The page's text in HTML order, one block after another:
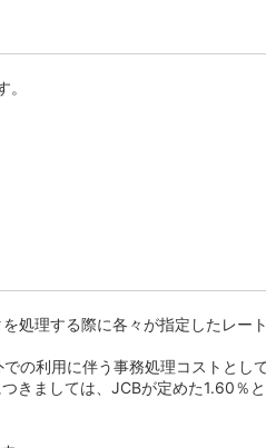
処理する際に各々が指定したレー
の利用に伴う事務処理コストとし
きましては、JCBが定めた1.60％